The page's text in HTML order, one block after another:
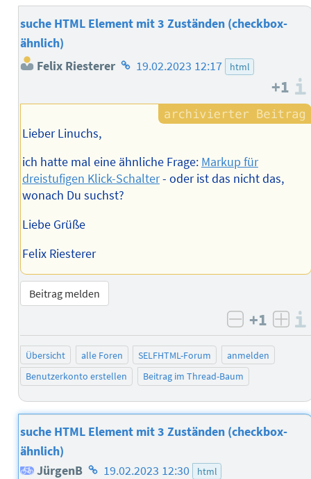
suche HTML Element mit 3 Zuständen (checkbox-
ähnlich)
Felix Riesterer Homepage
Autors
19.02.2023 12:17 html
+1
Lieber Linuchs,
ich hatte mal eine ähnliche Frage: Markup für
dreistufigen Klick-Schalter- oder ist das nicht das,
wonach Du suchst?
Liebe Grüße
Felix Riesterer
Beitrag melden
negativ
+1
Übersicht alle Foren SELFHTML-Forum
anmelden
Benutzerkonto erstellen
Beitrag im Thread-Baum
suche HTML Element mit 3 Zuständen (checkbox-
ähnlich)
JürgenB Homepage
19.02.2023 12:30 html